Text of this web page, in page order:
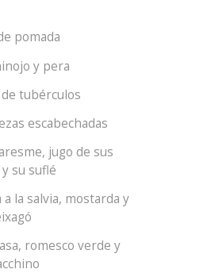
pomada
y pera
tubérculos
escabechadas
jugo de sus
su suflé
a la salvia, mostarda y
romesco verde y